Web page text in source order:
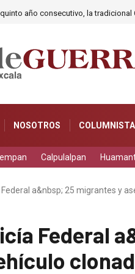
año consecutivo, la
NOSOTROS
Calpulalpan
a&nbsp; 25 migrantes y
Federal